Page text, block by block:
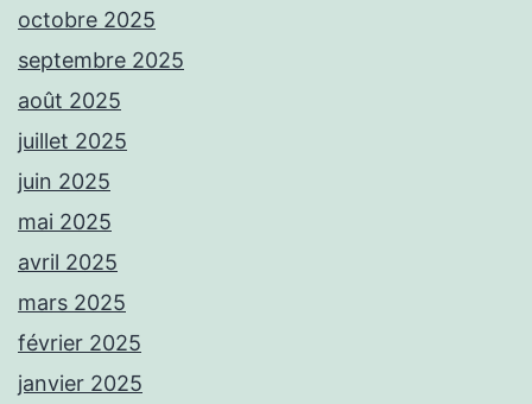
octobre 2025
septembre 2025
août 2025
juillet 2025
juin 2025
mai 2025
avril 2025
mars 2025
février 2025
janvier 2025